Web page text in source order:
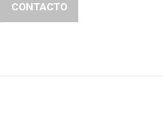
CONTACTO